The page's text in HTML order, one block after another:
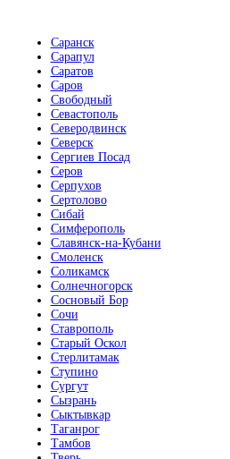
Саранск
Сарапул
Саратов
Саров
Свободный
Севастополь
Северодвинск
Северск
Сергиев Посад
Серов
Серпухов
Сертолово
Сибай
Симферополь
Славянск-на-Кубани
Смоленск
Соликамск
Солнечногорск
Сосновый Бор
Сочи
Ставрополь
Старый Оскол
Стерлитамак
Ступино
Сургут
Сызрань
Сыктывкар
Таганрог
Тамбов